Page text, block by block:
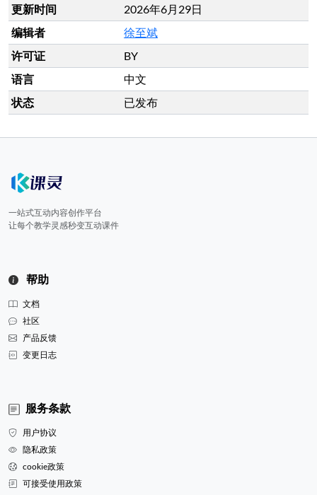
更新时间
2026年6月29日
编辑者
徐至斌
许可证
BY
语言
中文
状态
已发布
一站式互动内容创作平台
让每个教学灵感秒变互动课件
帮助
文档
社区
产品反馈
变更日志
服务条款
用户协议
隐私政策
cookie政策
可接受使用政策